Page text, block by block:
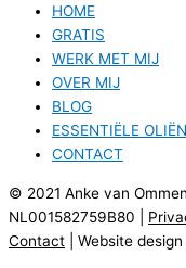
HOME
GRATIS
WERK MET MIJ
OVER MIJ
BLOG
ESSENTIËLE OLIËN
CONTACT
© 2021 Anke van
NL001582759B80 |
Contact | Website